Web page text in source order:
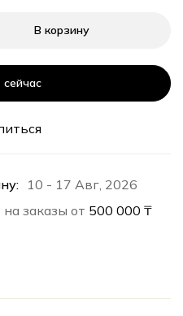
В корзину
10 - 17 Авг, 2026
на заказы от 500 000 ₸